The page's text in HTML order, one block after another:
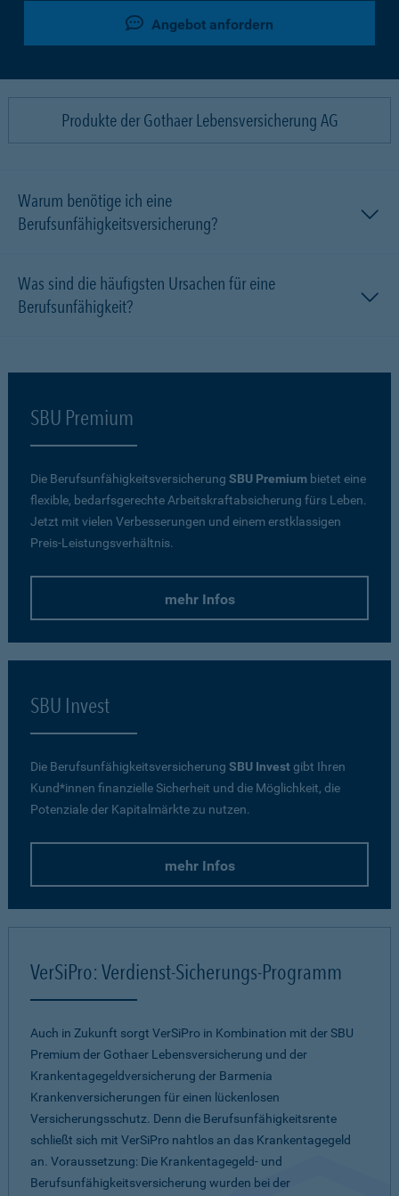
Angebot anfordern
Produkte der Gothaer Lebensversicherung AG
Warum benötige ich eine
Berufsunfähigkeitsversicherung?
Was sind die häufigsten Ursachen für eine
Berufsunfähigkeit?
SBU Premium
Die Berufsunfähigkeitsversicherung SBU Premium bietet eine
flexible, bedarfsgerechte Arbeitskraftabsicherung fürs Leben.
Jetzt mit vielen Verbesserungen und einem erstklassigen
Preis-Leistungsverhältnis.
mehr Infos
SBU Invest
Die Berufsunfähigkeitsversicherung SBU Investgibt Ihren
Kund*innen finanzielle Sicherheit und die Möglichkeit, die
Potenziale der Kapitalmärkte zu nutzen.
mehr Infos
VerSiPro: Verdienst-Sicherungs-Programm
Auch in Zukunft sorgt VerSiPro in Kombination mit der SBU
Premium der Gothaer Lebensversicherung und der
Krankentagegeldversicherung der Barmenia
Krankenversicherungen für einen lückenlosen
Versicherungsschutz. Denn die Berufsunfähigkeitsrente
schließt sich mit VerSiPro nahtlos an das Krankentagegeld
an. Voraussetzung: Die Krankentagegeld- und
Berufsunfähigkeitsversicherung wurden bei der